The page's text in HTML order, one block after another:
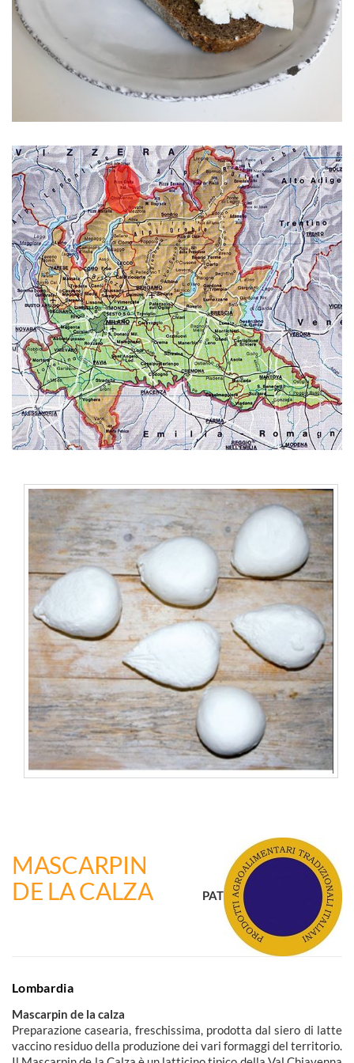
MASCARPIN
DE LA CALZA
PAT
Lombardia
Mascarpin de la calza
Preparazione casearia, freschissima, prodotta dal siero di latte
vaccino residuo della produzione dei vari formaggi del territorio.